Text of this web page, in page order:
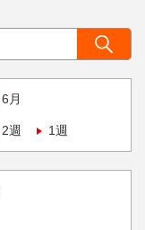
6月
2週 1週